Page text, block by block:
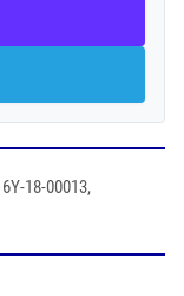
18-00013,